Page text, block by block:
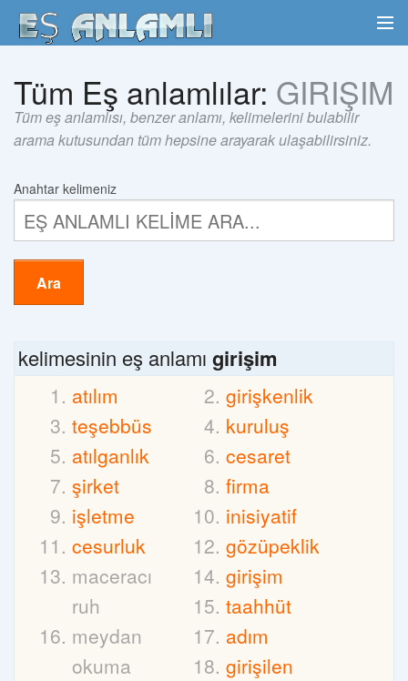
Tüm Eş anlamlılar: GIRIŞIM
Tüm eş anlamlısı, benzer anlamı, kelimelerini bulabilir
arama kutusundan tüm hepsine arayarak ulaşabilirsiniz.
Anahtar kelimeniz
Ara
kelimesinin eş anlamı girişim
atılım
girişkenlik
teşebbüs
kuruluş
atılganlık
cesaret
şirket
firma
işletme
inisiyatif
cesurluk
gözüpeklik
maceracı
ruh
girişim
taahhüt
meydan
okuma
adım
girişilen